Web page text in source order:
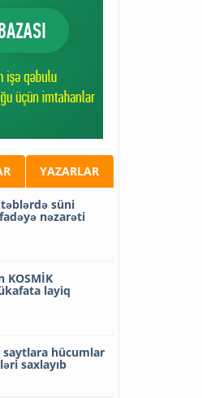
YAZARLAR
süni
nəzarəti
KOSMİK
layiq
hücumlar
saxlayıb